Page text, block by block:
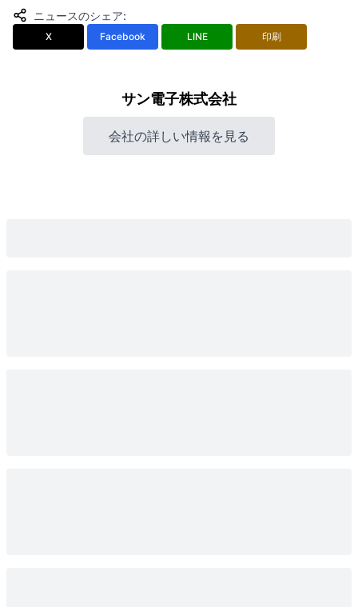
ニュースのシェア:
X Facebook LINE 印刷
サン電子株式会社
会社の詳しい情報を見る